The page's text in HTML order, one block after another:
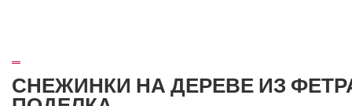
СНЕЖИНКИ НА ДЕРЕВЕ ИЗ